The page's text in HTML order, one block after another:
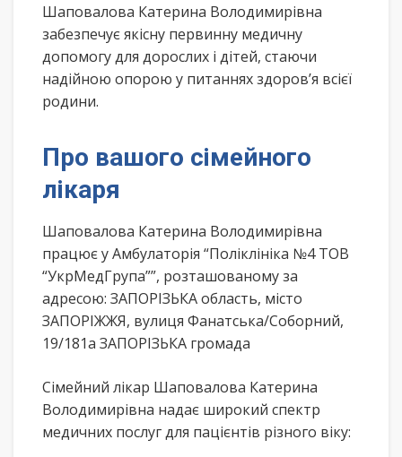
Шаповалова Катерина Володимирівна
забезпечує якісну первинну медичну
допомогу для дорослих і дітей, стаючи
надійною опорою у питаннях здоров’я всієї
родини.
Про вашого сімейного
лікаря
Шаповалова Катерина Володимирівна
працює у Амбулаторія “Поліклініка №4 ТОВ
“УкрМедГрупа””, розташованому за
адресою: ЗАПОРІЗЬКА область, місто
ЗАПОРІЖЖЯ, вулиця Фанатська/Соборний,
19/181а ЗАПОРІЗЬКА громада
Сімейний лікар Шаповалова Катерина
Володимирівна надає широкий спектр
медичних послуг для пацієнтів різного віку: